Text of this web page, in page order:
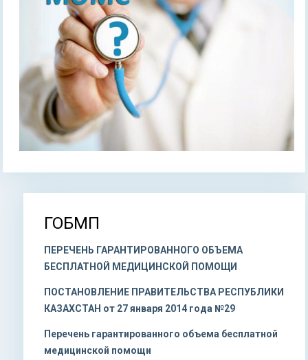
Вы здесь
ГОБМП
ПЕРЕЧЕНЬ ГАРАНТИРОВАННОГО ОБЪЕМА
БЕСПЛАТНОЙ МЕДИЦИНСКОЙ ПОМОЩИ
ПОСТАНОВЛЕНИЕ ПРАВИТЕЛЬСТВА РЕСПУБЛИКИ
КАЗАХСТАН от 27 января 2014 года №29
Перечень гарантированного объема бесплатной
медицинской помощи